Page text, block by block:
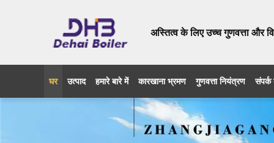
अस्तित्व के लिए उच्च गुणवत्ता और
घर उत्पाद हमारे बारे में कारखाना भ्रमण गुणवत्ता नियंत्रण